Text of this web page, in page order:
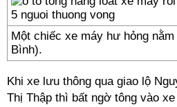
Một chiếc xe máy hư hỏng
Bình).
Khi xe lưu thông qua giao lộ
Thị Thập thì bất ngờ tông vào